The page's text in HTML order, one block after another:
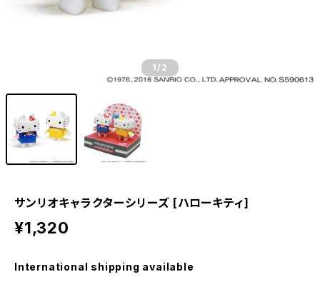
1 /2
サンリオキャラクターシリーズ [ハローキティ]
¥1,320
International shipping available